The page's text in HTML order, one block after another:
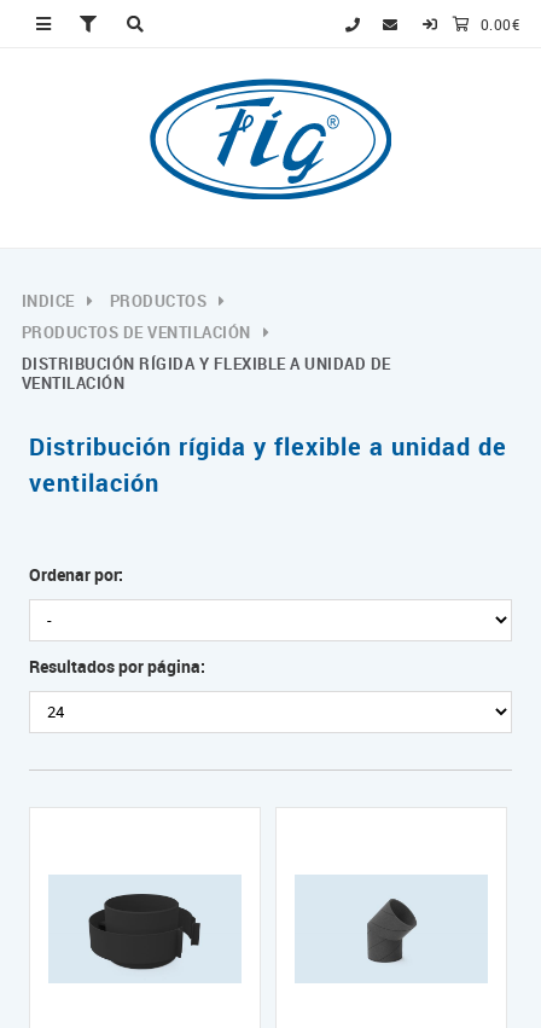
0.00€
INDICE
PRODUCTOS
PRODUCTOS DE VENTILACIÓN
DISTRIBUCIÓN RÍGIDA Y FLEXIBLE A UNIDAD DE
VENTILACIÓN
Distribución rígida y flexible a unidad de
ventilación
Ordenar por:
Resultados por página: